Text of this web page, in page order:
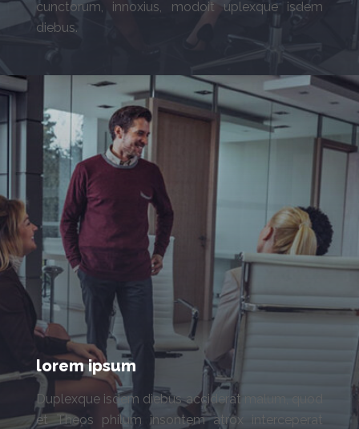
cunctorum, innoxius, modoit uplexque isdem
diebus.
lorem ipsum
Duplexque isdem diebus acciderat malum, quod
et Theos philum insontem atrox interceperat